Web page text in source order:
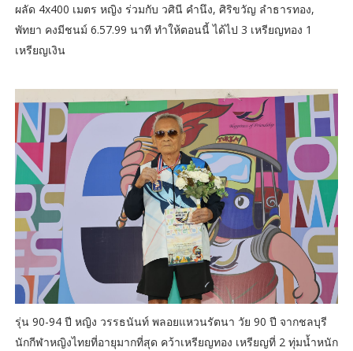
ผลัด 4x400 เมตร หญิง ร่วมกับ วศินี คำนึง, ศิริขวัญ ลำธารทอง,
พัทยา คงมีชนม์ 6.57.99 นาที ทำให้ตอนนี้ ได้ไป 3 เหรียญทอง 1
เหรียญเงิน
รุ่น 90-94 ปี หญิง วรรธนันท์ พลอยแหวนรัตนา วัย 90 ปี จากชลบุรี
นักกีฬาหญิงไทยที่อายุมากที่สุด คว้าเหรียญทอง เหรียญที่ 2 ทุ่มน้ำหนัก